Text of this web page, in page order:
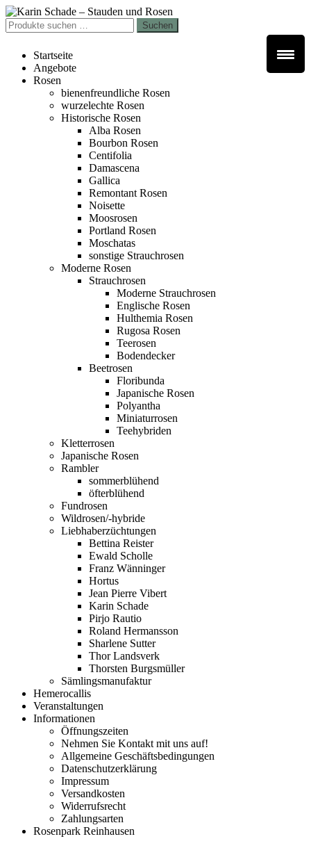
Zur
Navigation
springen
Zum
Inhalt
springen
Suchen
nach:
Suchen
Startseite
Angebote
Rosen
bienenfreundliche Rosen
wurzelechte Rosen
Historische Rosen
Alba Rosen
Bourbon Rosen
Centifolia
Damascena
Gallica
Remontant Rosen
Noisette
Moosrosen
Portland Rosen
Moschatas
sonstige Strauchrosen
Moderne Rosen
Strauchrosen
Moderne Strauchrosen
Englische Rosen
Hulthemia Rosen
Rugosa Rosen
Teerosen
Bodendecker
Beetrosen
Floribunda
Japanische Rosen
Polyantha
Miniaturrosen
Teehybriden
Kletterrosen
Japanische Rosen
Rambler
sommerblühend
öfterblühend
Fundrosen
Wildrosen/-hybride
Liebhaberzüchtungen
Bettina Reister
Ewald Scholle
Franz Wänninger
Hortus
Jean Pierre Vibert
Karin Schade
Pirjo Rautio
Roland Hermansson
Sharlene Sutter
Thor Landsverk
Thorsten Burgsmüller
Sämlingsmanufaktur
Hemerocallis
Veranstaltungen
Informationen
Öffnungszeiten
Nehmen Sie Kontakt mit uns auf!
Allgemeine Geschäftsbedingungen
Datenschutzerklärung
Impressum
Versandkosten
Widerrufsrecht
Zahlungsarten
Rosenpark Reinhausen